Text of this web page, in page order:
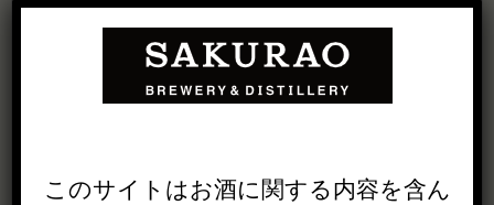
このサイトは お酒に関する内容を含ん